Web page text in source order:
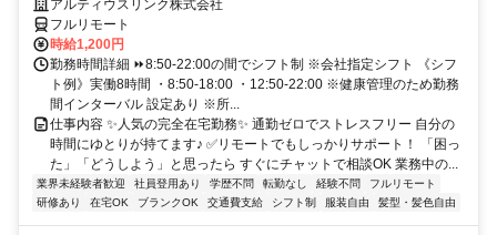
アルティウスリンク株式会社
フルリモート
時給1,200円
勤務時間詳細 ⏩8:50-22:00の間でシフト制 ※会社指定シフト 《シフ
ト例》実働8時間 ・8:50-18:00 ・12:50-22:00 ※健康管理のため勤務
間インターバル 設定あり ※所...
仕事内容 ✨人気の完全在宅勤務✨ 通勤ゼロでストレスフリー 自分の
時間にゆとりが持てます♪ ✅リモートでもしっかりサポート！ 「困っ
た」「どうしよう」と思ったら すぐにチャットで相談OK 業務中の...
業界未経験者歓迎 社員登用あり 学歴不問 転勤なし 経験不問
フルリモート
研修あり
在宅OK ブランクOK 交通費支給 シフト制 服装自由 髪型・髪色自由